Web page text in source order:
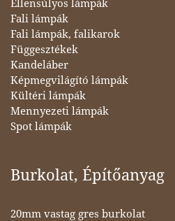
Ellensúlyos lámpák
Fali lámpák
Fali lámpák, falikarok
Függesztékek
Kandeláber
Képmegvilágító lámpák
Kültéri lámpák
Mennyezeti lámpák
Spot lámpák
Burkolat, Építőanyag
20mm vastag gres burkolat